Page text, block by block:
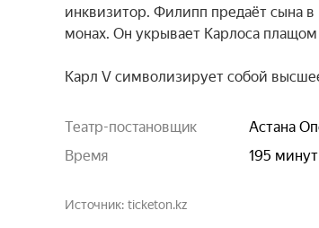
инквизитор. Филипп предаёт сына
монах. Он укрывает Карлоса
Карл V символизирует собой
Театр-постановщик
Астана
Время
195 минут
Источник ticketon.kz